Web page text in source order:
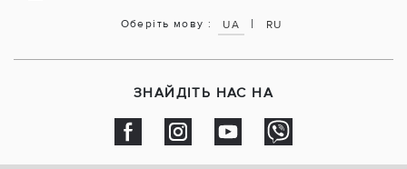
Оберіть мову : UA | RU
ЗНАЙДІТЬ НАС НА